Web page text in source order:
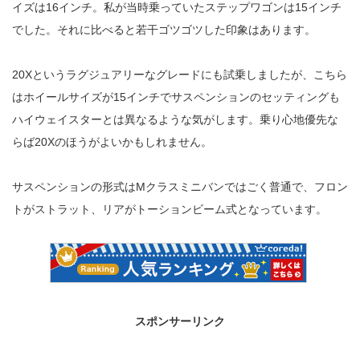
イズは16インチ。私が当時乗っていたステップワゴンは15インチ
でした。それに比べると若干ゴツゴツした印象はあります。
20Xというラグジュアリーなグレードにも試乗しましたが、こちら
はホイールサイズが15インチでサスペンションのセッティングも
ハイウェイスターとは異なるような気がします。乗り心地優先な
らば20Xのほうがよいかもしれません。
サスペンションの形式はMクラスミニバンではごく普通で、フロン
トがストラット、リアがトーションビーム式となっています。
スポンサーリンク